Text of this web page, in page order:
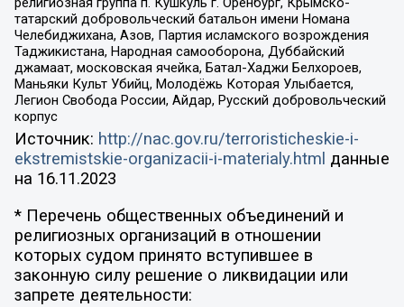
татарский добровольческий батальон имени Номана
Челебиджихана, Азов, Партия исламского возрождения
Таджикистана, Народная самооборона, Дуббайский
джамаат, московская ячейка, Батал-Хаджи Белхороев,
Маньяки Культ Убийц, Молодёжь Которая Улыбается,
Легион Свобода России, Айдар, Русский добровольческий
корпус
Источник: http://nac.gov.ru/terroristicheskie-i-
ekstremistskie-organizacii-i-materialy.html данные
на 16.11.2023
* Перечень общественных объединений и
религиозных организаций в отношении
которых судом принято вступившее в
законную силу решение о ликвидации или
запрете деятельности: